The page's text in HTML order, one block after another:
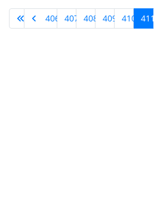
406 407 408 409 410 411